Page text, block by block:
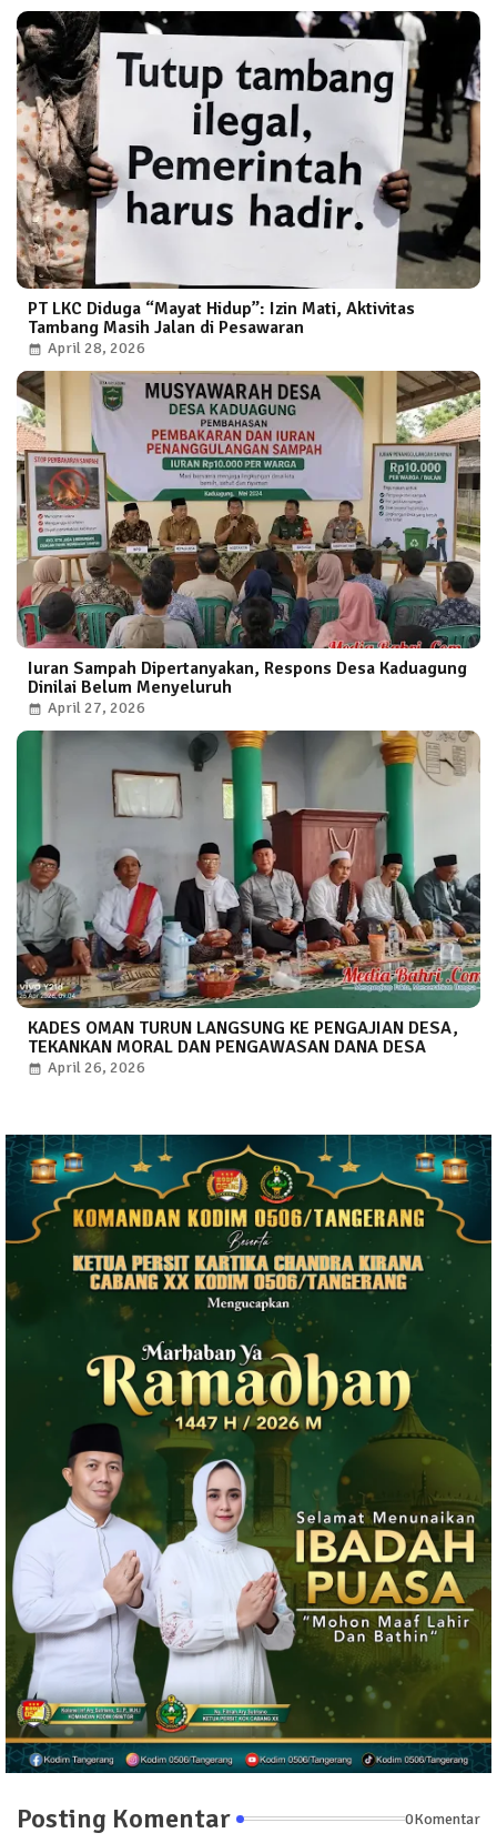
PT LKC Diduga “Mayat Hidup”: Izin Mati, Aktivitas
Tambang Masih Jalan di Pesawaran
April 28, 2026
Iuran Sampah Dipertanyakan, Respons Desa Kaduagung
Dinilai Belum Menyeluruh
April 27, 2026
KADES OMAN TURUN LANGSUNG KE PENGAJIAN DESA,
TEKANKAN MORAL DAN PENGAWASAN DANA DESA
April 26, 2026
Posting Komentar 0Komentar